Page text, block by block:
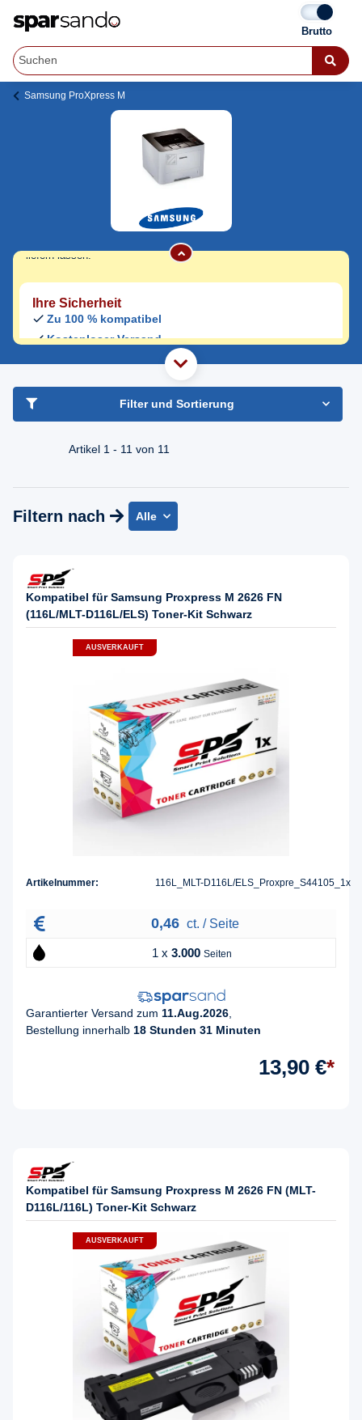
Samsung ProXpress M
Samsung ProXpress M 2626 FN Toner
Jetzt originale & kompatible Samsung
ProXpress M 2626 FN Toner
Sparsando kaufen.
Den Druckerhersteller und das Druckermodell auf Sparsando.de
liefern lassen.
Ihre Sicherheit
Zu 100 % kompatibel
Kostenloser Versand
haben Sie Frage?
Freundlicher Support & Beratung
Mo - Fr. 08.00 - 16:30 Uhr
Filter und Sortierung
Artikel 1 - 11 von 11
Filtern nach Alle
Kompatibel für Samsung Proxpress M 2626 FN
(116L/MLT-D116L/ELS) Toner-Kit Schwarz
AUSVERKAUFT
Artikelnummer: 116L_MLT-D116L/ELS_Proxpre_S44105_1x
0,46 ct. / Seite
1 x 3.000 Seiten
Garantierter Versand zum 11.Aug.2026
Bestellung innerhalb 18 Stunden 31 Minuten
13,90 €*
Kompatibel für Samsung Proxpress M 2626 FN (MLT-
D116L/116L) Toner-Kit Schwarz
AUSVERKAUFT